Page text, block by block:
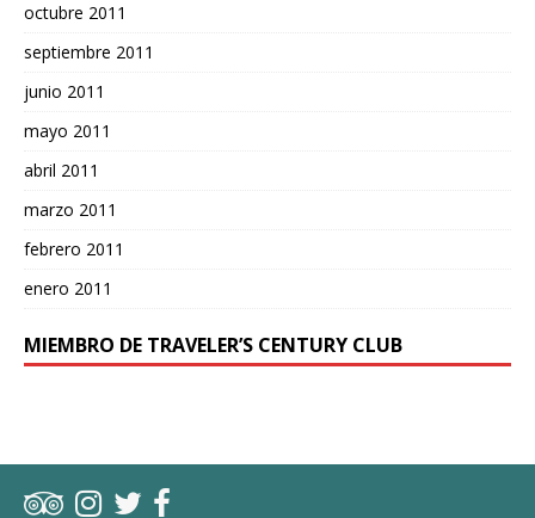
octubre 2011
septiembre 2011
junio 2011
mayo 2011
abril 2011
marzo 2011
febrero 2011
enero 2011
MIEMBRO DE TRAVELER’S CENTURY CLUB